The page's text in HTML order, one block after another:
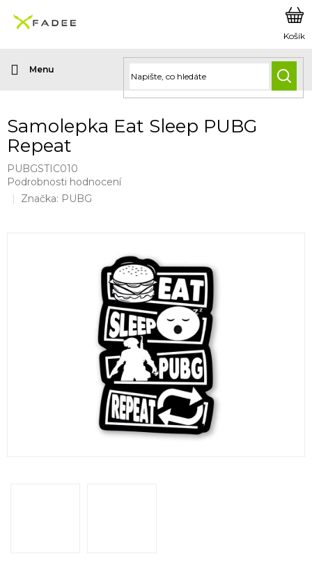
obsah
Samolepka Eat Sleep PUBG
Repeat
PUBGSTIC010
Průměrné
hodnocení
Podrobnosti hodnocení
Značka: PUBG